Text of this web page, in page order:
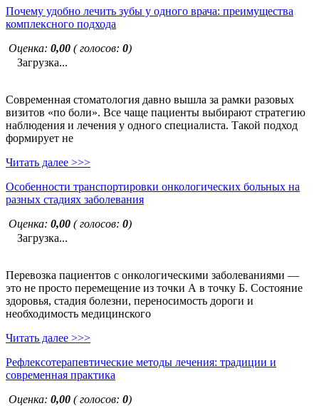
Почему удобно лечить зубы у одного врача: преимущества
комплексного подхода
Оценка: 0,00 ( голосов: 0)
Загрузка...
Современная стоматология давно вышла за рамки разовых
визитов «по боли». Все чаще пациенты выбирают стратегию
наблюдения и лечения у одного специалиста. Такой подход
формирует не
Читать далее >>>
Особенности транспортировки онкологических больных на
разных стадиях заболевания
Оценка: 0,00 ( голосов: 0)
Загрузка...
Перевозка пациентов с онкологическими заболеваниями —
это не просто перемещение из точки А в точку Б. Состояние
здоровья, стадия болезни, переносимость дороги и
необходимость медицинского
Читать далее >>>
Рефлексотерапевтические методы лечения: традиции и
современная практика
Оценка: 0,00 ( голосов: 0)